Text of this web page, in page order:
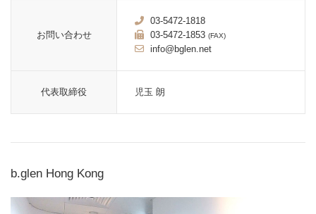
お問い合わせ
03-5472-1818
03-5472-1853 (FAX)
info@bglen.net
代表取締役 児玉 朗
b.glen Hong Kong